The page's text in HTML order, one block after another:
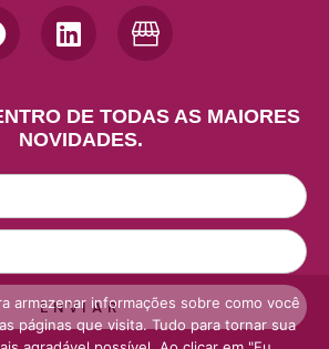
L
i
k
e
d
i
n
DE TODAS AS MAIORES
NOVIDADES.
ENVIAR
armazenar informações sobre como você
páginas que visita. Tudo para tornar sua